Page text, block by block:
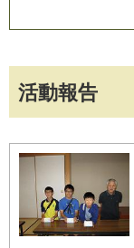
活動報告